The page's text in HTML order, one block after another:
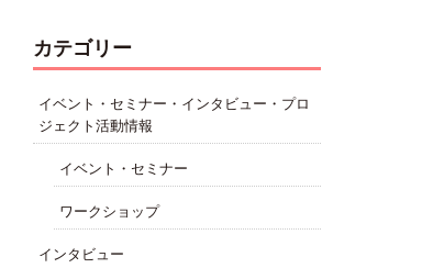
カテゴリー
イベント・セミナー・インタビュー・プロ
ジェクト活動情報
イベント・セミナー
ワークショップ
インタビュー